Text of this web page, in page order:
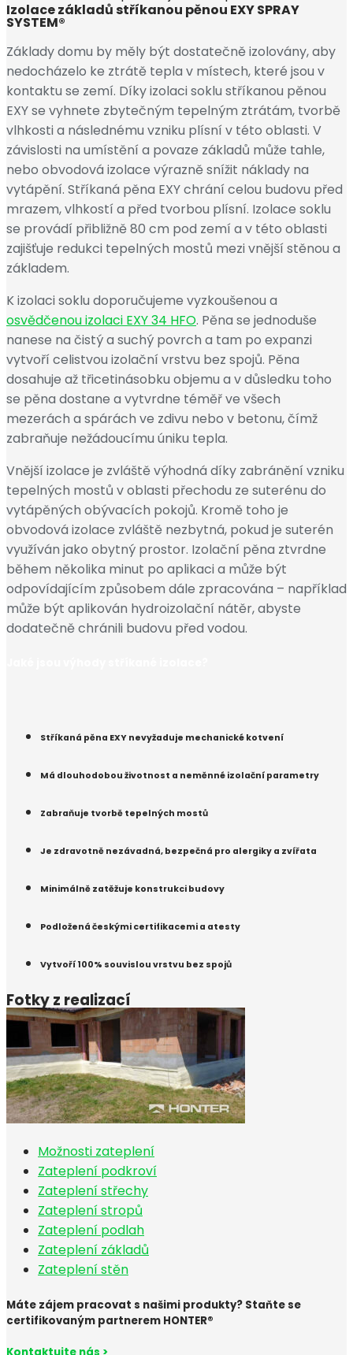
Izolace základů stříkanou pěnou EXY SPRAY
SYSTEM®
Základy domu by měly být dostatečně izolovány, aby
nedocházelo ke ztrátě tepla v místech, které jsou v
kontaktu se zemí. Díky izolaci soklu stříkanou pěnou
EXY se vyhnete zbytečným tepelným ztrátám, tvorbě
vlhkosti a následnému vzniku plísní v této oblasti. V
závislosti na umístění a povaze základů může tahle,
nebo obvodová izolace výrazně snížit náklady na
vytápění. Stříkaná pěna EXY chrání celou budovu před
mrazem, vlhkostí a před tvorbou plísní. Izolace soklu
se provádí přibližně 80 cm pod zemí a v této oblasti
zajišťuje redukci tepelných mostů mezi vnější stěnou a
základem.
K izolaci soklu doporučujeme vyzkoušenou a
osvědčenou izolaci EXY 34 HFO. Pěna se jednoduše
nanese na čistý a suchý povrch a tam po expanzi
vytvoří celistvou izolační vrstvu bez spojů. Pěna
dosahuje až třicetinásobku objemu a v důsledku toho
se pěna dostane a vytvrdne téměř ve všech
mezerách a spárách ve zdivu nebo v betonu, čímž
zabraňuje nežádoucímu úniku tepla.
Vnější izolace je zvláště výhodná díky zabránění vzniku
tepelných mostů v oblasti přechodu ze suterénu do
vytápěných obývacích pokojů. Kromě toho je
obvodová izolace zvláště nezbytná, pokud je suterén
využíván jako obytný prostor. Izolační pěna ztvrdne
během několika minut po aplikaci a může být
odpovídajícím způsobem dále zpracována – například
může být aplikován hydroizolační nátěr, abyste
dodatečně chránili budovu před vodou.
Stříkaná pěna EXY nevyžaduje mechanické kotvení
Má dlouhodobou životnost a neměnné izolační parametry
Zabraňuje tvorbě tepelných mostů
Je zdravotně nezávadná, bezpečná pro alergiky a zvířata
Minimálně zatěžuje konstrukci budovy
Podložená českými certifikacemi a atesty
Vytvoří 100% souvislou vrstvu bez spojů
Fotky z realizací
Možnosti zateplení
Zateplení podkroví
Zateplení střechy
Zateplení stropů
Zateplení podlah
Zateplení základů
Zateplení stěn
Máte zájem pracovat s našimi produkty? Staňte se
certifikovaným partnerem HONTER®
Kontaktujte nás >